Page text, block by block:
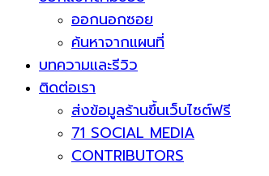
ออกนอกซอย
ค้นหาจากแผนที่
บทความและรีวิว
ติดต่อเรา
ส่งข้อมูลร้านขึ้นเว็บไซต์ฟรี
71 SOCIAL MEDIA
CONTRIBUTORS